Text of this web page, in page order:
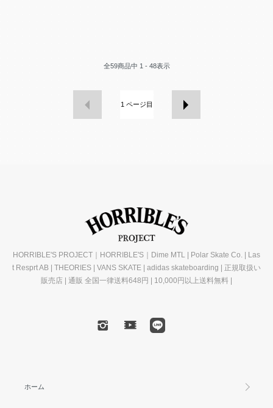
全59商品中 1 - 48表示
1 ページ目
HORRIBLE'S PROJECT｜HORRIBLE'S｜Dime MTL | Polar Skate Co. | Las
t Resprt AB | THEORIES | VANS SKATE | adidas skateboarding | 正規取扱い
販売店 | 通販 全国一律送料648円 | 10,000円以上送料無料 |
ホーム